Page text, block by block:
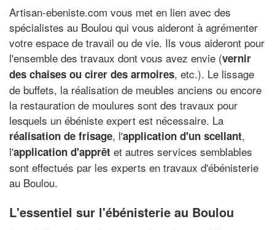
Artisan-ebeniste.com vous met en lien avec des
spécialistes au Boulou qui vous aideront à agrémenter
votre espace de travail ou de vie. Ils vous aideront pour
l'ensemble des travaux dont vous avez envie (vernir
des chaises ou cirer des armoires, etc.). Le lissage
de buffets, la réalisation de meubles anciens ou encore
la restauration de moulures sont des travaux pour
lesquels un ébéniste expert est nécessaire. La
réalisation de frisage, l'application d'un scellant,
l'application d'apprêt et autres services semblables
sont effectués par les experts en travaux d'ébénisterie
au Boulou.
L'essentiel sur l'ébénisterie au Boulou